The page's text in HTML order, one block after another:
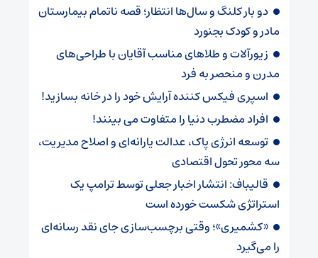
دو بار کلنگ و سال‌ها انتظار؛ قصه ناتمام بیمارستان
مادر و کودک بجنورد
زیورآلات و طلاهای مناسب آقایان با طراحی‌های
مدرن و منحصر به فرد
اسپری فیکس کننده آرایش خود را در خانه بسازید!
افراد مضطرب دنیا را متفاوت می بینند!
توسعه انرژی پاک، عدالت یارانه‌ای و اصلاح مدیریت،
سه محور تحول اقتصادی
قالیباف: انتشار اخبار جعلی توسط ترامپ یک
استراتژی شکست خورده است
«کشمیری»؛ وقتی برچسب‌سازی جای نقد رسانه‌ای
را می‌گیرد